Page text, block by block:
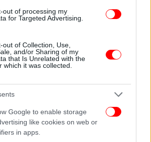
out of processing my
for Targeted Advertising.
out of Collection, Use,
and/or Sharing of my
that Is Unrelated with the
which it was collected.
Google to enable storage
like cookies on web or
in apps.
το σενάριο να της είχε στήσει
να της χτύπησε την πόρτα, να
η γυναίκα και να την πυροβόλησε
από το τζαμάκι.
απεικονίζεται το σπίτι όπου
έγκλημα. Μέσα από το σπασμένο
φαίνονται αίματα, αλλά και